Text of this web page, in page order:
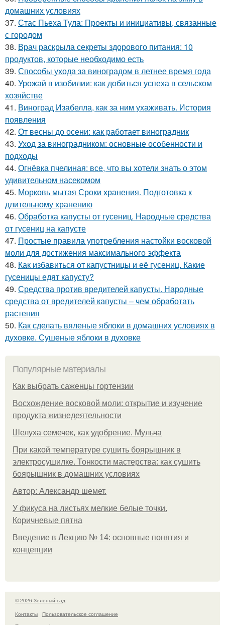
домашних условиях
37. Стас Пьеха Тула: Проекты и инициативы, связанные
с городом
38. Врач раскрыла секреты здорового питания: 10
продуктов, которые необходимо есть
39. Способы ухода за виноградом в летнее время года
40. Урожай в изобилии: как добиться успеха в сельском
хозяйстве
41. Виноград Изабелла, как за ним ухаживать. История
появления
42. От весны до осени: как работает виноградник
43. Уход за виноградником: основные особенности и
подходы
44. Огнёвка пчелиная: все, что вы хотели знать о этом
удивительном насекомом
45. Морковь мытая Сроки хранения. Подготовка к
длительному хранению
46. Обработка капусты от гусениц. Народные средства
от гусениц на капусте
47. Простые правила употребления настойки восковой
моли для достижения максимального эффекта
48. Как избавиться от капустницы и её гусениц. Какие
гусеницы едят капусту?
49. Средства против вредителей капусты. Народные
средства от вредителей капусты – чем обработать
растения
50. Как сделать вяленые яблоки в домашних условиях в
духовке. Сушеные яблоки в духовке
Популярные материалы
Как выбрать саженцы гортензии
Восхождение восковой моли: открытие и изучение
продукта жизнедеятельности
Шелуха семечек, как удобрение. Мульча
При какой температуре сушить боярышник в
электросушилке. Тонкости мастерства: как сушить
боярышник в домашних условиях
Автор: Александр шемет.
У фикуса на листьях мелкие белые точки.
Коричневые пятна
Введение в Лекцию № 14: основные понятия и
концепции
© 2026 Зелёный сад
Контакты
Пользовательское соглашение